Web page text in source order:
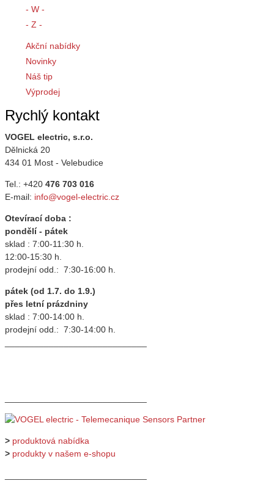
- W -
- Z -
Akční nabídky
Novinky
Náš tip
Výprodej
Rychlý kontakt
VOGEL electric, s.r.o.
Dělnická 20
434 01 Most - Velebudice
Tel.: +420 476 703 016
E-mail: info@vogel-electric.cz
Otevírací doba :
pondělí - pátek
sklad : 7:00-11:30 h.
12:00-15:30 h.
prodejní odd.: 7:30-16:00 h.
pátek (od 1.7. do 1.9.)
přes letní prázdniny
sklad : 7:00-14:00 h.
prodejní odd.: 7:30-14:00 h.
> produktová nabídka
> produkty v našem e-shopu